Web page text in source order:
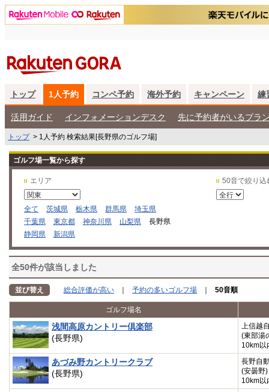
トップ 1人予約 コンペ予約 海外予約 キャンペーン 練
活用ガイド インフォメーションデスク 先に予約者がいるプラ
トップ> 1人予約 検索結果[長野県のゴルフ場]
ゴルフ場一覧から探す
エリア
全て 茨城県 栃木県 群馬県
埼玉県
千葉県
東京都 神奈川県 山梨県
長野県
静岡県
新潟県
50音で絞り込
全50件が該当しました
並び替え 総合評価が高い 予約の多いゴルフ場 50音順
ゴルフ場名
浅間高原カントリー倶楽部
(長野県)
上信越
(東部湯
10km以
あづみ野カントリークラブ
(長野県)
長野自
(安曇野)
10km以